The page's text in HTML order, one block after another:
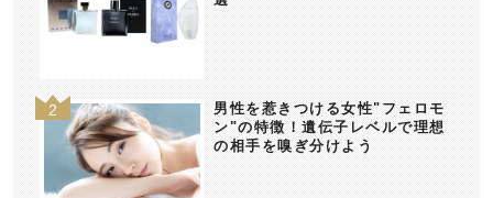
男性を惹きつける女性"フェロモ
ン"の特徴！遺伝子レベルで理想
の相手を嗅ぎ分けよう